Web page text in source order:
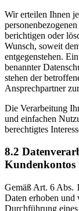
Wir erteilen Ihnen
berichtigen oder
Wunsch, soweit
entgegenstehen.
benannter
stehen der
Ansprechpartner
Die Verarbeitung
und einfachen
berechtigtes
8.2
Kundenkontos
Gemäß Art. 6 Abs.
Daten erhoben und
Durchführung